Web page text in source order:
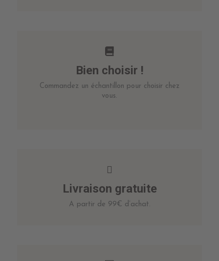
Bien choisir !
Commandez un échantillon pour choisir chez
vous.
Livraison gratuite
A partir de 99€ d’achat.